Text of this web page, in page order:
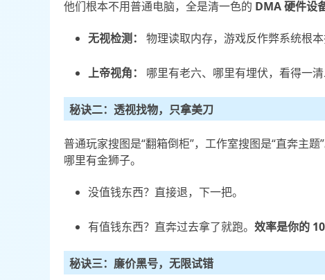
他们根本不用普通电脑，全是清一色的 DMA 硬件设
无视检测： 物理读取内存，游戏反作弊系统根本
上帝视角： 哪里有老六、哪里有埋伏，看得一
秘诀二：透视找物，只拿美刀
普通玩家搜图是“翻箱倒柜”，工作室搜图是“直奔主
哪里有金狮子。
没值钱东西？直接退，下一把。
有值钱东西？直奔过去拿了就跑。 效率是你的
秘诀三：廉价黑号，无限试错